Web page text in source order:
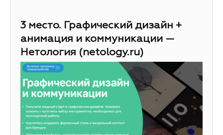
3 место. Графический дизайн +
анимация и коммуникации —
Нетология (netology.ru)